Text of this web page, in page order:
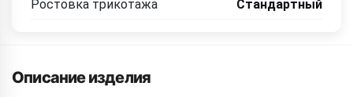
Ростовка трикотажа Стандартный
Описание изделия